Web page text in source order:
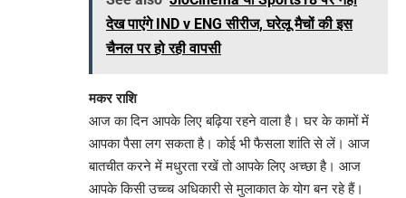
देख पाएंगे IND v ENG सीरीज, घरेलू मैचों की इस
चैनल पर हो रही वापसी
मकर राशि
आज का दिन आपके लिए बढ़िया रहने वाला है। घर के कामों में
आपका पैसा लग सकता है। कोई भी फैसला शांति से लें। आज
बातचीत करने में मधुरता रखें तो आपके लिए अच्छा है। आज
आपके किसी उच्च्च अधिकारी से मुलाकात के योग बन रहे हैं।